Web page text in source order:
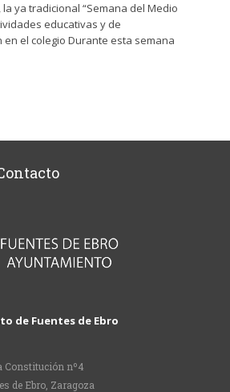
ya tradicional “Semana del Medio
educativas y de
en el colegio Durante esta semana
de Fuentes de Ebro
Constitución nº4
de Ebro, Zaragoza